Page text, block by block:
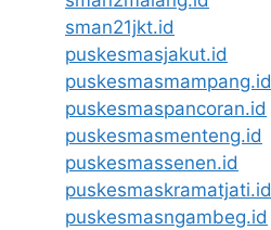
sman21jkt.id
puskesmasjakut.id
puskesmasmampang.id
puskesmaspancoran.id
puskesmasmenteng.id
puskesmassenen.id
puskesmaskramatjati.id
puskesmasngambeg.id